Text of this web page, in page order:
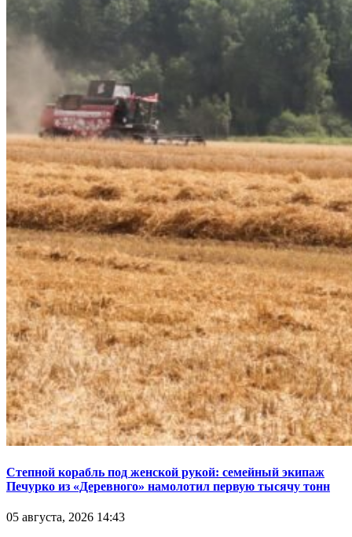
Степной корабль под женской рукой: семейный экипаж
Печурко из «Деревного» намолотил первую тысячу тонн
05 августа, 2026 14:43